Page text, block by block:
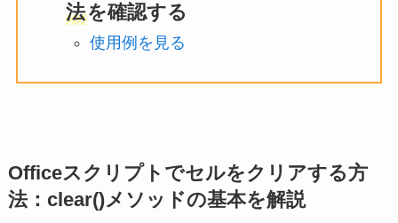
法を確認する
使用例を見る
Officeスクリプトでセルをクリアする方
法：clear()メソッドの基本を解説